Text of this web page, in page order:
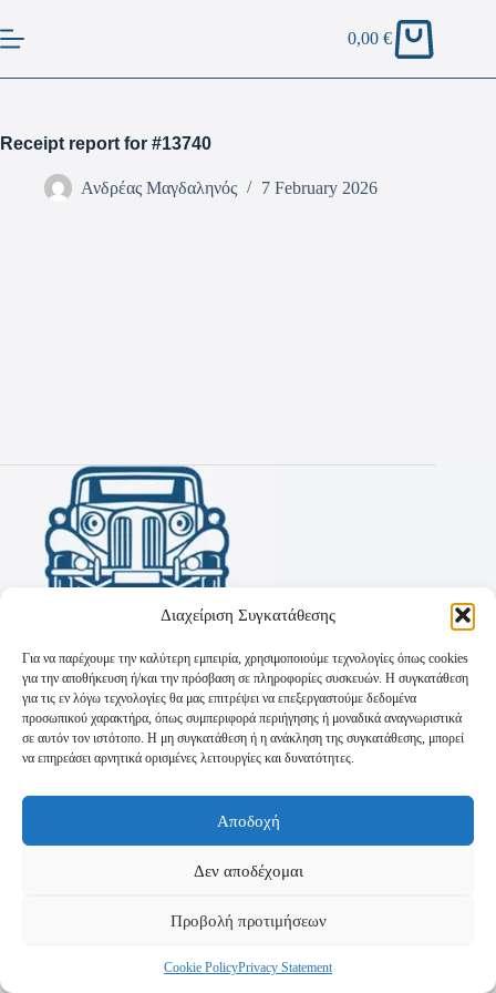
Διαχείριση Συγκατάθεσης
Για να παρέχουμε την καλύτερη εμπειρία, χρησιμοποιούμε τεχνολογίες όπως cookies
για την αποθήκευση ή/και την πρόσβαση σε πληροφορίες συσκευών. Η συγκατάθεση
για τις εν λόγω τεχνολογίες θα μας επιτρέψει να επεξεργαστούμε δεδομένα
προσωπικού χαρακτήρα, όπως συμπεριφορά περιήγησης ή μοναδικά αναγνωριστικά
σε αυτόν τον ιστότοπο. Η μη συγκατάθεση ή η ανάκληση της συγκατάθεσης, μπορεί
να επηρεάσει αρνητικά ορισμένες λειτουργίες και δυνατότητες.
Αποδοχή
Δεν αποδέχομαι
Προβολή προτιμήσεων
Cookie PolicyPrivacy Statement
0,00€
Receipt report for #13740
Ανδρέας Μαγδαληνός 7 February 2026
Πολιτική Απορρήτου
Τρόποι Αποστολής
Τρόποι Πληρωμής